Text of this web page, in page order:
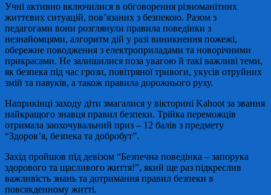
Учні активно включилися в обговорення різноманітних
життєвих ситуацій, пов’язаних з безпекою. Разом з
педагогами вони розглянули правила поведінки з
незнайомцями, алгоритм дій у разі виникнення пожежі,
обережне поводження з електроприладами та новорічними
прикрасами. Не залишилися поза увагою й такі важливі теми,
як безпека під час грози, повітряної тривоги, укусів отруйних
змій та павуків, а також правила дорожнього руху.
Наприкінці заходу діти змагалися у вікторині Kahoot за звання
найкращого знавця правил безпеки. Трійка переможців
отримала заохочувальний приз – 12 балів з предмету
“Здоров’я, безпека та добробут”.
Захід пройшов під девізом “Безпечна поведінка – запорука
здорового та щасливого життя!”, який ще раз підкреслив
важливість знань та дотримання правил безпеки в
повсякденному житті.